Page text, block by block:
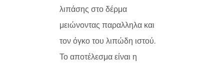
λιπάσης στο δέρμα
μειώνοντας παραλληλα και
τον όγκο του λιπώδη ιστού.
Το αποτέλεσμα είναι η